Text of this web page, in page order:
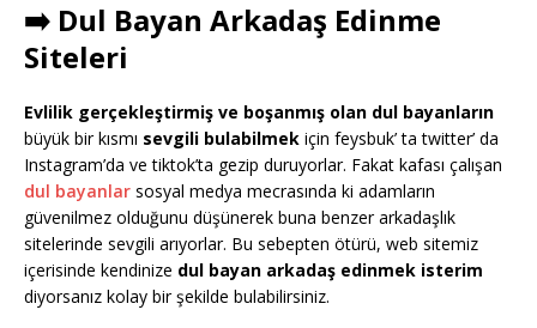
➡️ Dul Bayan Arkadaş Edinme
Siteleri
Evlilik gerçekleştirmiş ve boşanmış olan dul bayanların
büyük bir kısmı sevgili bulabilmek için feysbuk’ ta twitter’ da
Instagram’da ve tiktok’ta gezip duruyorlar. Fakat kafası çalışan
dul bayanlar sosyal medya mecrasında ki adamların
güvenilmez olduğunu düşünerek buna benzer arkadaşlık
sitelerinde sevgili arıyorlar. Bu sebepten ötürü, web sitemiz
içerisinde kendinize dul bayan arkadaş edinmek isterim
diyorsanız kolay bir şekilde bulabilirsiniz.